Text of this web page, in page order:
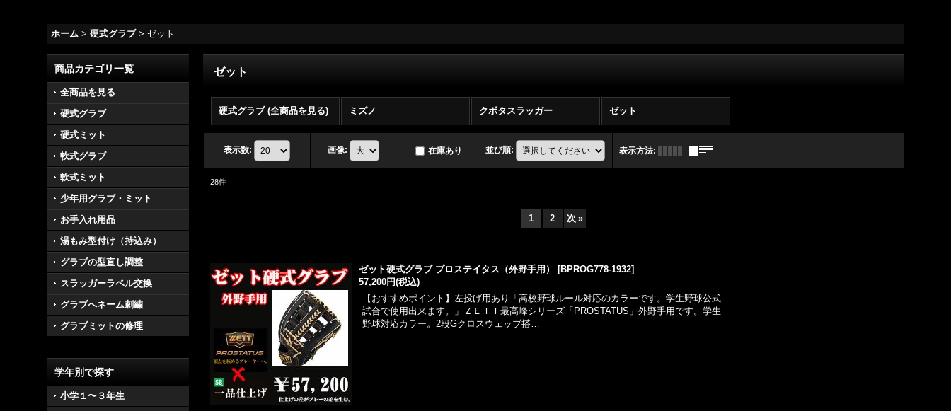
ホーム > 硬式グラブ > ゼット
商品カテゴリ一覧
全商品を見る
硬式グラブ
硬式ミット
軟式グラブ
軟式ミット
少年用グラブ・ミット
お手入れ用品
湯もみ型付け（持込み）
グラブの型直し調整
スラッガーラベル交換
グラブへネーム刺繍
グラブミットの修理
学年別で探す
小学１〜３年生
ゼット
硬式グラブ (全商品を見る) ミズノ クボタスラッガー ゼット
表示数: 画像: 在庫あり 並び順: 表示方法:
28件
1 2 次 »
ゼット硬式グラブ プロステイタス（外野手用） [BPROG778-1932]
57,200円(税込)
【おすすめポイント】左投げ用あり「高校野球ルール対応のカラーです。学生野球公式
試合で使用出来ます。」ＺＥＴＴ最高峰シリーズ「PROSTATUS」外野手用です。学生
野球対応カラー。2段Gクロスウェッブ搭…